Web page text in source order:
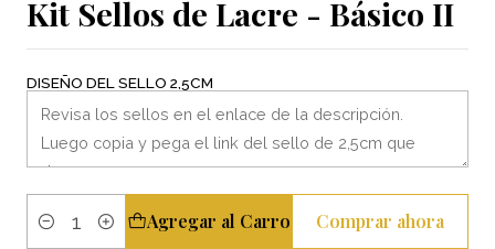
Kit Sellos de Lacre - Básico II
DISEÑO DEL SELLO 2,5CM
Cantidad
Agregar al Carro Comprar ahora